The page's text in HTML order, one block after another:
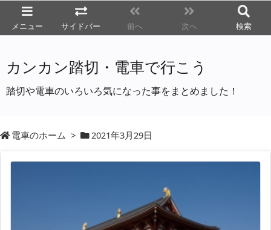
メニュー サイドバー 前へ 次へ 検索
カンカン踏切・電車で行こう
踏切や電車のいろいろ気になった事をまとめました！
電車のホーム > 2021年3月29日